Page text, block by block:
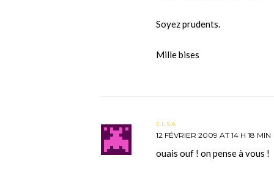
Soyez prudents.
Mille bises
ELSA
12 FÉVRIER 2009 AT 14 H 18 MIN
ouais ouf ! on pense à vous !